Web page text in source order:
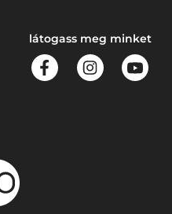
látogass meg minket